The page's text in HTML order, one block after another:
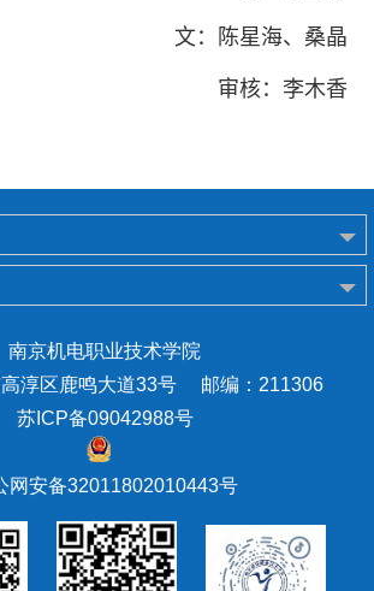
文： 陈星海、 桑晶
审核：李木香
南京机电职业技术学院
高淳区鹿鸣大道33号 邮编：211306
苏ICP备09042988号
网安备32011802010443号